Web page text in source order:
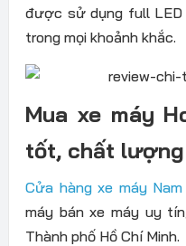
được sử dụng full LED
trong mọi khoảnh khắc.
Mua xe máy
tốt, chất lượng
Cửa hàng xe máy
máy bán xe máy uy
Thành phố Hồ Chí Minh.